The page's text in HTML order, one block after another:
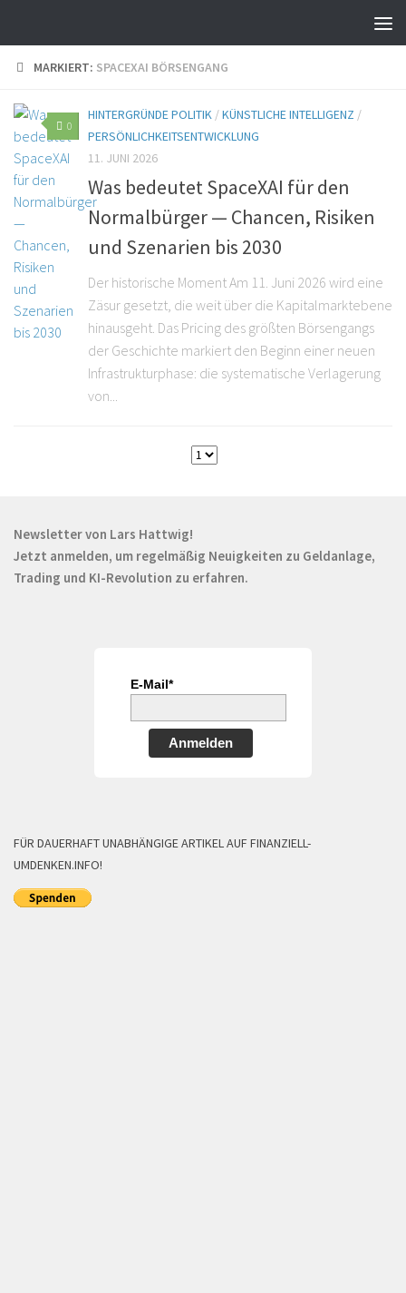
MARKIERT: SPACEXAI BÖRSENGANG
0
HINTERGRÜNDE POLITIK /KÜNSTLICHE INTELLIGENZ /
PERSÖNLICHKEITSENTWICKLUNG
11. JUNI 2026
Was bedeutet SpaceXAI für den
Normalbürger — Chancen, Risiken
und Szenarien bis 2030
Der historische Moment Am 11. Juni 2026 wird eine
Zäsur gesetzt, die weit über die Kapitalmarktebene
hinausgeht. Das Pricing des größten Börsengangs
der Geschichte markiert den Beginn einer neuen
Infrastrukturphase: die systematische Verlagerung
von...
Newsletter von Lars Hattwig!
Jetzt anmelden, um regelmäßig Neuigkeiten zu Geldanlage,
Trading und KI-Revolution zu erfahren.
E-Mail*
Anmelden
FÜR DAUERHAFT UNABHÄNGIGE ARTIKEL AUF FINANZIELL-
UMDENKEN.INFO!